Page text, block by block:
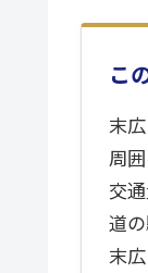
こ
末
周
交
道
末